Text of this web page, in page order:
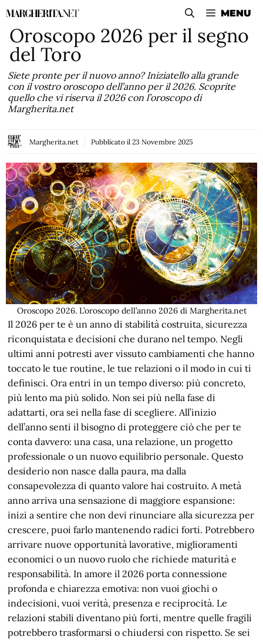
Vai
contenuto
MENU
Oroscopo 2026 per il segno
del Toro
Siete pronte per il nuovo anno? Iniziatello alla grande
con il vostro oroscopo dell’anno per il 2026. Scoprite
quello che vi riserva il 2026 con l’oroscopo di
Margherita.net
Margherita.net Pubblicato il 23 Novembre 2025
Oroscopo 2026. L’oroscopo dell’anno 2026 di Margherita.net
Il 2026 per te è un anno di stabilità costruita, sicurezza
riconquistata e decisioni che durano nel tempo. Negli
ultimi anni potresti aver vissuto cambiamenti che hanno
toccato le tue routine, le tue relazioni o il modo in cui ti
definisci. Ora entri in un tempo diverso: più concreto,
più lento ma più solido. Non sei più nella fase di
adattarti, ora sei nella fase di scegliere. All’inizio
dell’anno senti il bisogno di proteggere ciò che per te
conta davvero: una casa, una relazione, un progetto
professionale o un nuovo equilibrio personale. Questo
desiderio non nasce dalla paura, ma dalla
consapevolezza di quanto valore hai costruito. A metà
anno arriva una sensazione di maggiore espansione:
inizi a sentire che non devi rinunciare alla sicurezza per
crescere, puoi farlo mantenendo radici forti. Potrebbero
arrivare nuove opportunità lavorative, miglioramenti
economici o un nuovo ruolo che richiede maturità e
responsabilità. In amore il 2026 porta connessione
profonda e chiarezza emotiva: non vuoi giochi o
indecisioni, vuoi verità, presenza e reciprocità. Le
relazioni stabili diventano più forti, mentre quelle fragili
potrebbero trasformarsi o chiudersi con rispetto. Se sei